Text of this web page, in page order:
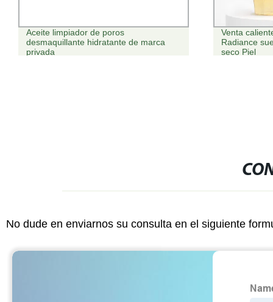
Aceite limpiador de poros
desmaquillante hidratante de marca
privada
Venta
Radiance
seco Piel
No dude en enviarnos su consulta en el siguiente